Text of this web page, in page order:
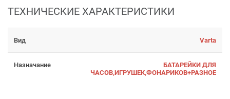
ТЕХНИЧЕСКИЕ ХАРАКТЕРИСТИКИ
Вид Varta
Назначание
БАТАРЕЙКИ ДЛЯ
ЧАСОВ,ИГРУШЕК,ФОНАРИКОВ+РАЗНОЕ